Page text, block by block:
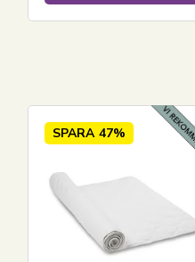
SPARA 47%